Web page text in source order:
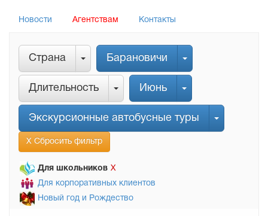
Новости Агентствам Контакты
Страна Барановичи
Длительность Июнь
Экскурсионные автобусные туры
Х Сбросить фильтр
Для школьников Х
Для корпоративных клиентов
Новый год и Рождество